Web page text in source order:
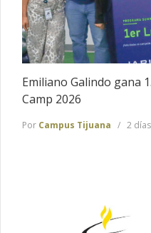
Emiliano Galindo gana
Camp 2026
Por Campus Tijuana 2